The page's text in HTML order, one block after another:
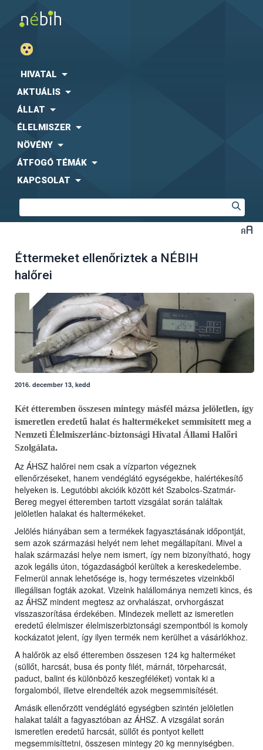
HIVATAL
AKTUÁLIS
ÁLLAT
ÉLELMISZER
NÖVÉNY
ÁTFOGÓ TÉMÁK
KAPCSOLAT
Éttermeket ellenőriztek a NÉBIH
halőrei
2016. december 13, kedd
Két étteremben összesen mintegy másfél mázsa jelöletlen, így
ismeretlen eredetű halat és haltermékeket semmisített meg a
Nemzeti Élelmiszerlánc-biztonsági Hivatal Állami Halőri
Szolgálata.
Az ÁHSZ halőrei nem csak a vízparton végeznek
ellenőrzéseket, hanem vendéglátó egységekbe, halértékesítő
helyeken is. Legutóbbi akcióik között két Szabolcs-Szatmár-
Bereg megyei étteremben tartott vizsgálat során találtak
jelöletlen halakat és haltermékeket.
Jelölés hiányában sem a termékek fagyasztásának időpontját,
sem azok származási helyét nem lehet megállapítani. Mivel a
halak származási helye nem ismert, így nem bizonyítható, hogy
azok legális úton, tógazdaságból kerültek a kereskedelembe.
Felmerül annak lehetősége is, hogy természetes vizeinkből
illegálisan fogták azokat. Vizeink halállománya nemzeti kincs, és
az ÁHSZ mindent megtesz az orvhalászat, orvhorgászat
visszaszorítása érdekében. Mindezek mellett az ismeretlen
eredetű élelmiszer élelmiszerbiztonsági szempontból is komoly
kockázatot jelent, így ilyen termék nem kerülhet a vásárlókhoz.
A halőrök az első étteremben összesen 124 kg halterméket
(süllőt, harcsát, busa és ponty filét, márnát, törpeharcsát,
paduct, balint és különböző keszegféléket) vontak ki a
forgalomból, illetve elrendelték azok megsemmisítését.
Amásik ellenőrzött vendéglátó egységben szintén jelöletlen
halakat talált a fagyasztóban az ÁHSZ. A vizsgálat során
ismeretlen eredetű harcsát, süllőt és pontyot kellett
megsemmisíttetni, összesen mintegy 20 kg mennyiségben.